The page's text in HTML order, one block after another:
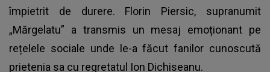
împietrit de durere. Florin Piersic, supranumit
„Mărgelatu” a transmis un mesaj emoționant pe
rețelele sociale unde le-a făcut fanilor cunoscută
prietenia sa cu regretatul Ion Dichiseanu.